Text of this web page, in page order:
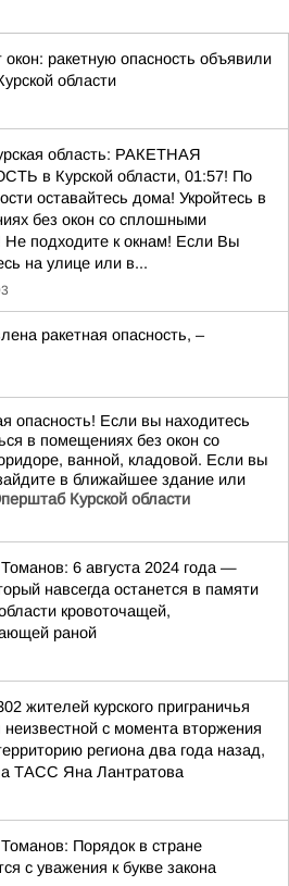
окон: ракетную опасность объявили
области
область: РАКЕТНАЯ
в Курской области, 01:57! По
оставайтесь дома! Укройтесь в
без окон со сплошными
Не подходите к окнам! Если Вы
на улице или в...
ракетная опасность, –
опасность! Если вы находитесь
в помещениях без окон со
ванной, кладовой. Если вы
в ближайшее здание или
Курской области
6 августа 2024 года —
навсегда останется в памяти
кровоточащей,
раной
жителей курского приграничья
неизвестной с момента вторжения
региона два года назад,
ТАСС Яна Лантратова
Порядок в стране
с уважения к букве закона